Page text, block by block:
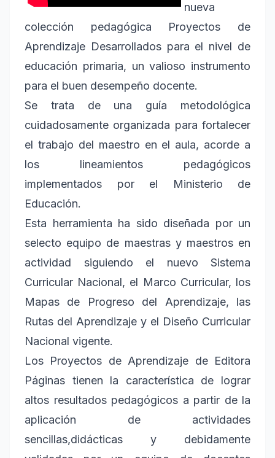
nueva
colección pedagógica Proyectos de
Aprendizaje Desarrollados para el nivel de
educación primaria, un valioso instrumento
para el buen desempeño docente.
Se trata de una guía metodológica
cuidadosamente organizada para fortalecer
el trabajo del maestro en el aula, acorde a
los lineamientos pedagógicos
implementados por el Ministerio de
Educación.
Esta herramienta ha sido diseñada por un
selecto equipo de maestras y maestros en
actividad siguiendo el nuevo Sistema
Curricular Nacional, el Marco Curricular, los
Mapas de Progreso del Aprendizaje, las
Rutas del Aprendizaje y el Diseño Curricular
Nacional vigente.
Los Proyectos de Aprendizaje de Editora
Páginas tienen la característica de lograr
altos resultados pedagógicos a partir de la
aplicación de actividades
sencillas,didácticas y debidamente